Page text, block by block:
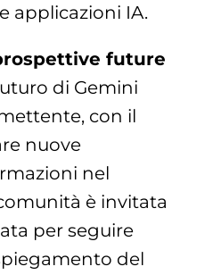
applicazioni IA.
future
di Gemini
con il
nuove
nel
è invitata
per seguire
del